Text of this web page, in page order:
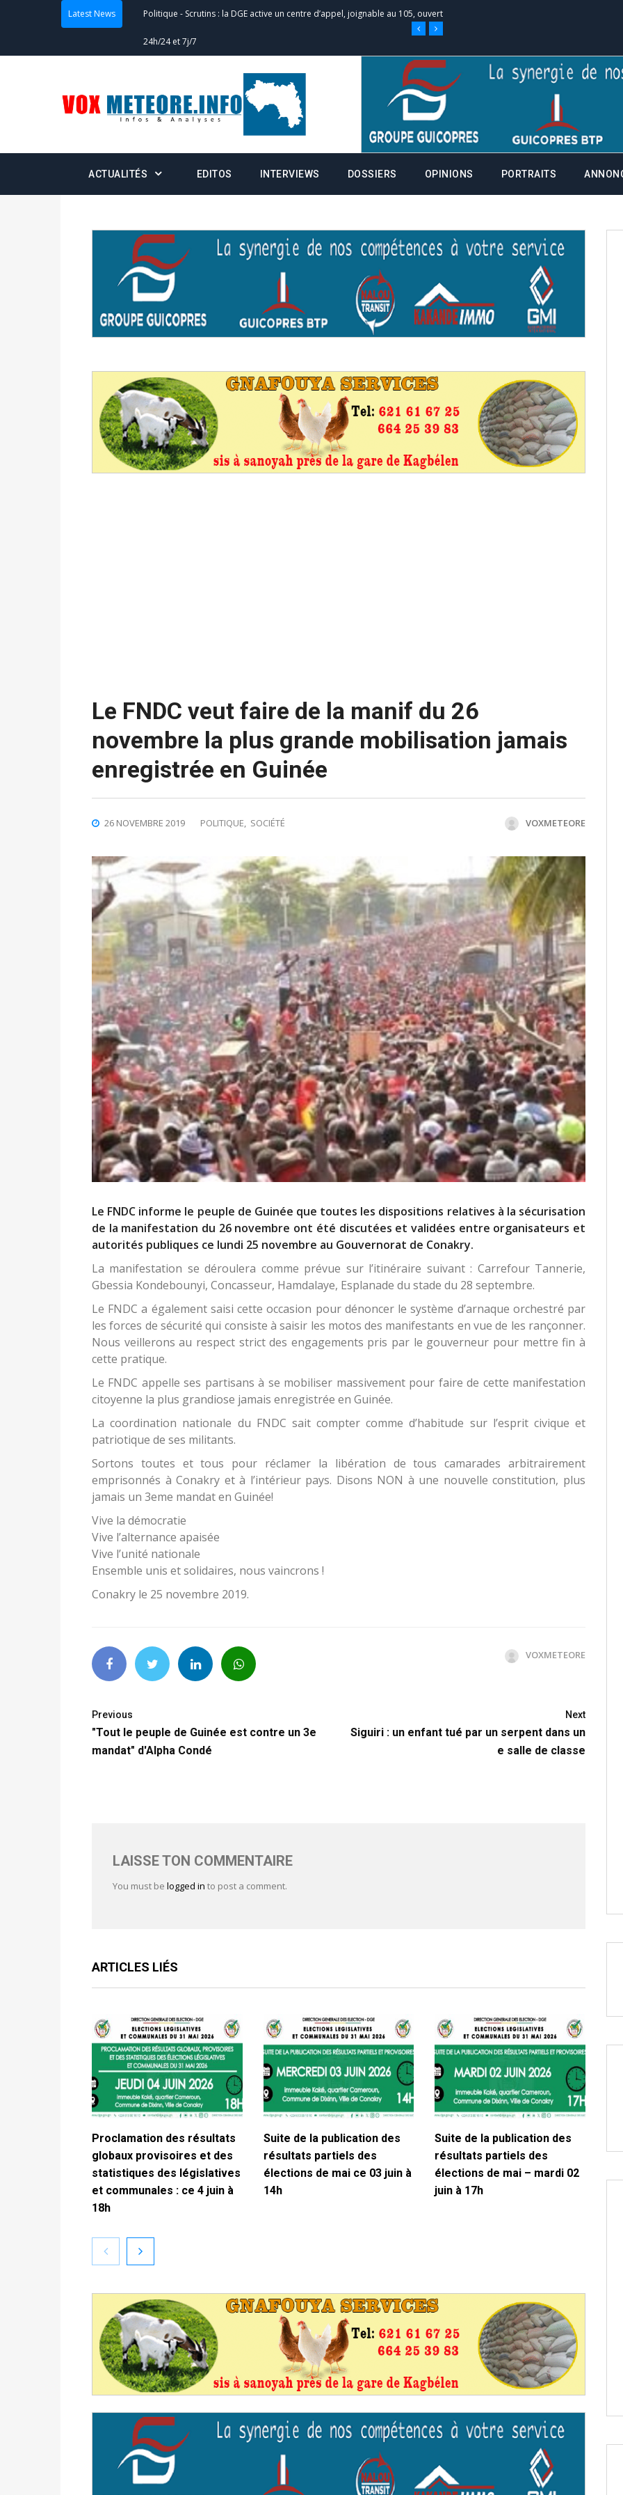
Latest News
Actualités-Double scrutin du 31 mai : fin des campagnes ce jeudi 28 mai à
Actualités-Communiqué relatif à la délivrance de la fiche de procuration
Convocation des membres des Commissions Administratives de
Centralisation des Votes (CACV) à une prestation de serment et à une
formation
des votes) avant le 16 mai à 16h
Politique Double scrutin du 31 mai : retrait des cartes d’électeurs possible
Politique-Délégués de bureaux de vote : vos informations à transmettre
Politique-Proclamation des résultats globaux provisoires et des
statistiques des législatives et communales : ce 4 juin à 18h
Politique-Suite de la publication des résultats partiels des élections de mai
ce 03 juin à 14h
ACTUALITÉS EDITOS INTERVIEWS DOSSIERS OPINIONS PORTRAITS
Le FNDC veut faire de la manif du 26
novembre la plus grande mobilisation jamais
enregistrée en Guinée
26 NOVEMBRE 2019 POLITIQUE SOCIÉTÉ VOXMETEORE
Le FNDC informe le peuple de Guinée que toutes les dispositions relatives à la sécurisation
de la manifestation du 26 novembre ont été discutées et validées entre organisateurs et
autorités publiques ce lundi 25 novembre au Gouvernorat de Conakry.
La manifestation se déroulera comme prévue sur l’itinéraire suivant : Carrefour Tannerie,
Gbessia Kondebounyi, Concasseur, Hamdalaye, Esplanade du stade du 28 septembre.
Le FNDC a également saisi cette occasion pour dénoncer le système d’arnaque orchestré par
les forces de sécurité qui consiste à saisir les motos des manifestants en vue de les rançonner.
Nous veillerons au respect strict des engagements pris par le gouverneur pour mettre fin à
cette pratique.
Le FNDC appelle ses partisans à se mobiliser massivement pour faire de cette manifestation
citoyenne la plus grandiose jamais enregistrée en Guinée.
La coordination nationale du FNDC sait compter comme d’habitude sur l’esprit civique et
patriotique de ses militants.
Sortons toutes et tous pour réclamer la libération de tous camarades arbitrairement
emprisonnés à Conakry et à l’intérieur pays. Disons NON à une nouvelle constitution, plus
jamais un 3eme mandat en Guinée!
Vive la démocratie
Vive l’alternance apaisée
Vive l’unité nationale
Ensemble unis et solidaires, nous vaincrons !
Conakry le 25 novembre 2019.
VOXMETEORE
Previous
"Tout le peuple de Guinée est contre un 3e
mandat" d'Alpha Condé
Next
Siguiri : un enfant tué par un serpent dans un
e salle de classe
LAISSE TON COMMENTAIRE
You must be logged in to post a comment.
ARTICLES LIÉS
Proclamation des résultats
globaux provisoires et des
statistiques des législatives
et communales : ce 4 juin à
18h
Suite de la publication des
résultats partiels des
élections de mai ce 03 juin à
14h
Suite de la publication des
résultats partiels des
élections de mai – mardi 02
juin à 17h